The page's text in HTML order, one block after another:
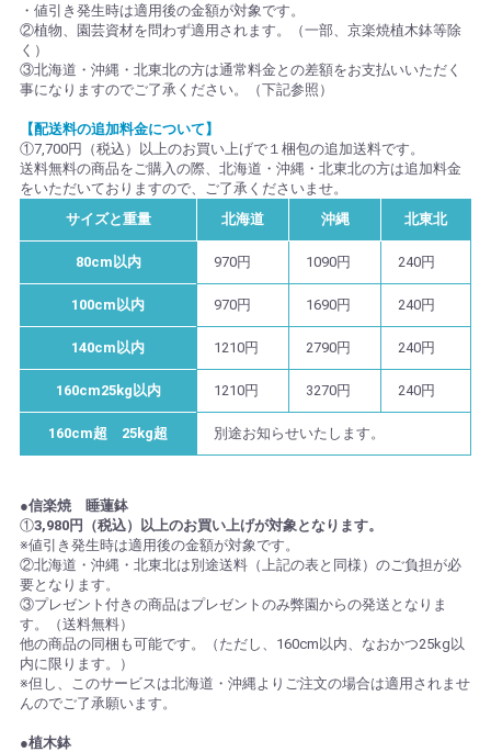
・値引き発生時は適用後の金額が対象です。
②植物、園芸資材を問わず適用されます。（一部、京楽焼植木鉢等除
く）
③北海道・沖縄・北東北の方は通常料金との差額をお支払いいただく
事になりますのでご了承ください。（下記参照）
【配送料の追加料金について】
①7,700円（税込）以上のお買い上げで１梱包の追加送料です。
送料無料の商品をご購入の際、北海道・沖縄・北東北の方は追加料金
をいただいておりますので、ご了承くださいませ。
サイズと重量
北海道 沖縄 北東北
80cm以内 970円 1090円 240円
100cm以内 970円 1690円 240円
140cm以内 1210円 2790円 240円
160cm25kg以内 1210円 3270円 240円
160cm超 25kg超 別途お知らせいたします。
●信楽焼 睡蓮鉢
①3,980円（税込）以上のお買い上げが対象となります。
※値引き発生時は適用後の金額が対象です。
②北海道・沖縄・北東北は別途送料（上記の表と同様）のご負担が必
要となります。
③プレゼント付きの商品はプレゼントのみ弊園からの発送となりま
す。（送料無料）
他の商品の同梱も可能です。（ただし、160cm以内、なおかつ25kg以
内に限ります。）
※但し、このサービスは北海道・沖縄よりご注文の場合は適用されませ
んのでご了承願います。
●植木鉢